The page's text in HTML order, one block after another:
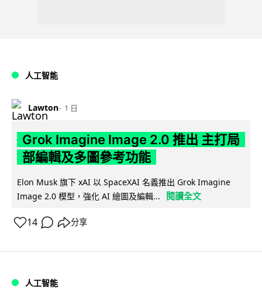
人工智能
Lawton 1 日
Grok Imagine Image 2.0 推出 主打局
部編輯及多圖參考功能
Elon Musk 旗下 xAI 以 SpaceXAI 名義推出 Grok Imagine
Image 2.0 模型，強化 AI 繪圖及編輯...
閱讀全文
14 分享
人工智能